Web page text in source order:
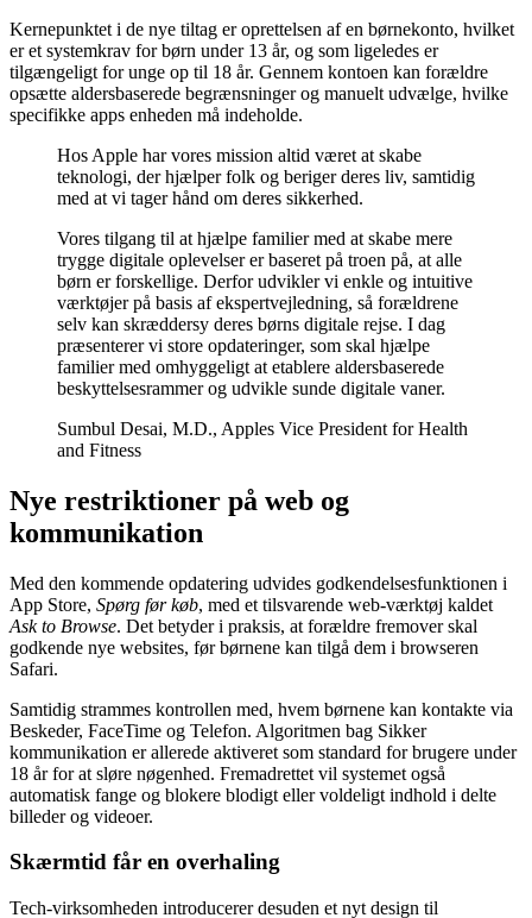
Kernepunktet i de nye tiltag er oprettelsen af en børnekonto, hvilket
er et systemkrav for børn under 13 år, og som ligeledes er
tilgængeligt for unge op til 18 år. Gennem kontoen kan forældre
opsætte aldersbaserede begrænsninger og manuelt udvælge, hvilke
specifikke apps enheden må indeholde.
Hos Apple har vores mission altid været at skabe
teknologi, der hjælper folk og beriger deres liv, samtidig
med at vi tager hånd om deres sikkerhed.
Vores tilgang til at hjælpe familier med at skabe mere
trygge digitale oplevelser er baseret på troen på, at alle
børn er forskellige. Derfor udvikler vi enkle og intuitive
værktøjer på basis af ekspertvejledning, så forældrene
selv kan skræddersy deres børns digitale rejse. I dag
præsenterer vi store opdateringer, som skal hjælpe
familier med omhyggeligt at etablere aldersbaserede
beskyttelsesrammer og udvikle sunde digitale vaner.
Sumbul Desai, M.D., Apples Vice President for Health
and Fitness
Nye restriktioner på web og
kommunikation
Med den kommende opdatering udvides godkendelsesfunktionen i
App Store, Spørg før køb, med et tilsvarende web-værktøj kaldet
Ask to Browse. Det betyder i praksis, at forældre fremover skal
godkende nye websites, før børnene kan tilgå dem i browseren
Safari.
Samtidig strammes kontrollen med, hvem børnene kan kontakte via
Beskeder, FaceTime og Telefon. Algoritmen bag Sikker
kommunikation er allerede aktiveret som standard for brugere under
18 år for at sløre nøgenhed. Fremadrettet vil systemet også
automatisk fange og blokere blodigt eller voldeligt indhold i delte
billeder og videoer.
Skærmtid får en overhaling
Tech-virksomheden introducerer desuden et nyt design til